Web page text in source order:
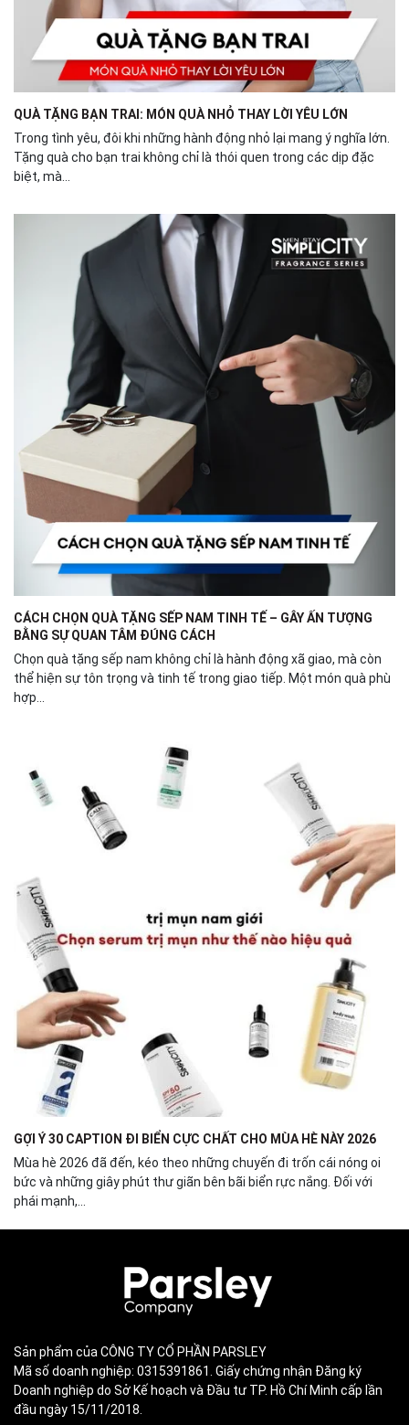
QUÀ TẶNG BẠN TRAI: MÓN QUÀ NHỎ THAY LỜI YÊU LỚN
Trong tình yêu, đôi khi những hành động nhỏ lại mang ý nghĩa lớn.
Tặng quà cho bạn trai không chỉ là thói quen trong các dịp đặc
biệt, mà...
CÁCH CHỌN QUÀ TẶNG SẾP NAM TINH TẾ – GÂY ẤN TƯỢNG
BẰNG SỰ QUAN TÂM ĐÚNG CÁCH
Chọn quà tặng sếp nam không chỉ là hành động xã giao, mà còn
thể hiện sự tôn trọng và tinh tế trong giao tiếp. Một món quà phù
hợp...
GỢI Ý 30 CAPTION ĐI BIỂN CỰC CHẤT CHO MÙA HÈ NÀY 2026
Mùa hè 2026 đã đến, kéo theo những chuyến đi trốn cái nóng oi
bức và những giây phút thư giãn bên bãi biển rực nắng. Đối với
phái mạnh,...
Sản phẩm của CÔNG TY CỔ PHẦN PARSLEY
Mã số doanh nghiệp: 0315391861. Giấy chứng nhận Đăng ký
Doanh nghiệp do Sở Kế hoạch và Đầu tư TP. Hồ Chí Minh cấp lần
đầu ngày 15/11/2018.